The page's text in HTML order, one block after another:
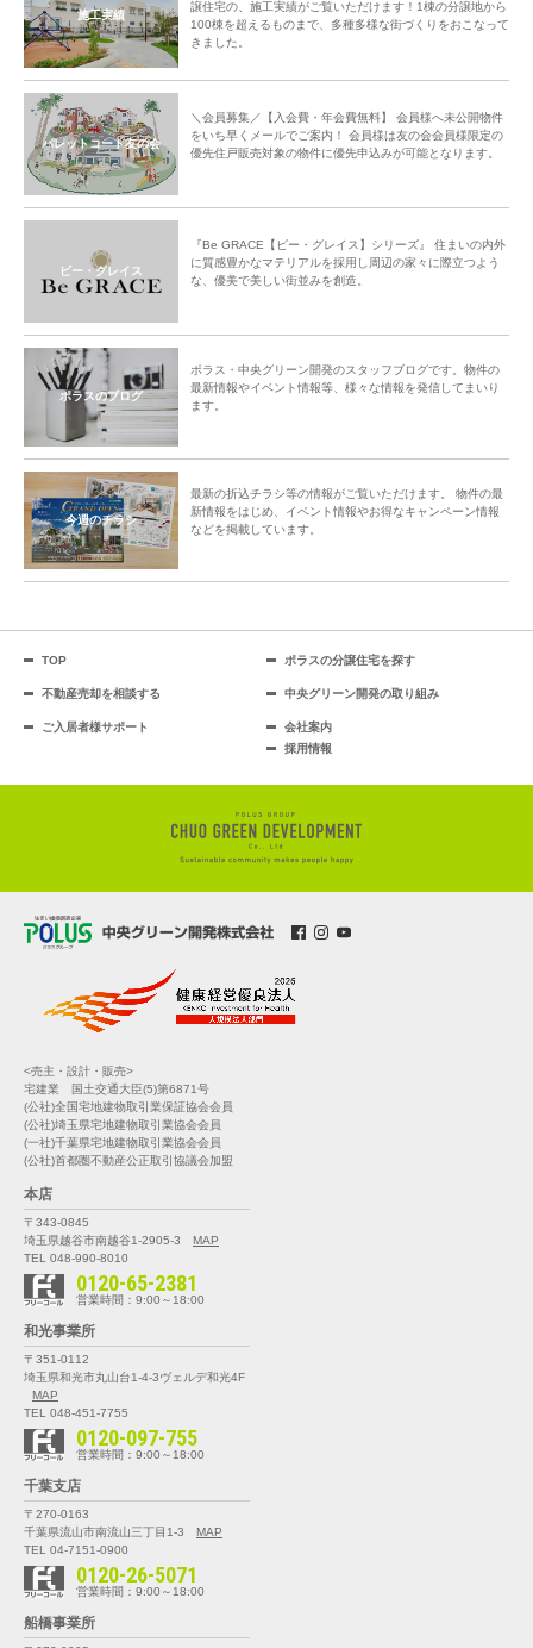
施工実績
譲住宅の、施工実績がご覧いただけます！1棟の分譲地から
100棟を超えるものまで、多種多様な街づくりをおこなって
きました。
パレットコート友の会
＼会員募集／【入会費・年会費無料】 会員様へ未公開物件
をいち早くメールでご案内！ 会員様は友の会会員様限定の
優先住戸販売対象の物件に優先申込みが可能となります。
ビー・グレイス
『Be GRACE【ビー・グレイス】シリーズ』 住まいの内外
に質感豊かなマテリアルを採用し周辺の家々に際立つよう
な、優美で美しい街並みを創造。
ポラスのブログ
ポラス・中央グリーン開発のスタッフブログです。物件の
最新情報やイベント情報等、様々な情報を発信してまいり
ます。
今週のチラシ
最新の折込チラシ等の情報がご覧いただけます。 物件の最
新情報をはじめ、イベント情報やお得なキャンペーン情報
などを掲載しています。
TOP ポラスの分譲住宅を探す
不動産売却を相談する 中央グリーン開発の取り組み
ご入居者様サポート
会社案内
採用情報
<売主・設計・販売>
宅建業 国土交通大臣(5)第6871号
(公社)全国宅地建物取引業保証協会会員
(公社)埼玉県宅地建物取引業協会会員
(一社)千葉県宅地建物取引業協会会員
(公社)首都圏不動産公正取引協議会加盟
本店
〒343-0845
埼玉県越谷市南越谷1-2905-3
MAP
TEL 048-990-8010
0120-65-2381
営業時間：9:00～18:00
和光事業所
〒351-0112
埼玉県和光市丸山台1-4-3ヴェルデ和光4F
MAP
TEL 048-451-7755
0120-097-755
営業時間：9:00～18:00
千葉支店
〒270-0163
千葉県流山市南流山三丁目1-3
MAP
TEL 04-7151-0900
0120-26-5071
営業時間：9:00～18:00
船橋事業所